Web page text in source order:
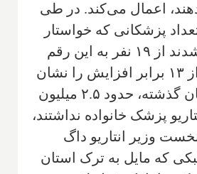
اعمال می‌کند. در طی
پزشکانی که خواستار
آمدن به انتاریو شدند از ۱۹ نفر به این رقم
رسیده که بیش از ۱۳ برابر افزایش را نشان
می‌دهد. تا تابستان گذشته، حدود ۲.۵ میلیون
پزشک خانواده نداشتند،
وزیر انتاریو داگ
که مایل به ترک استان